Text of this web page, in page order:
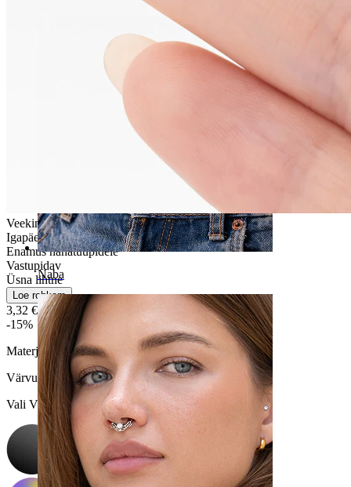
Naba
Veekindel
Igapäeva kasutus
Enamus nahatüüpidele
Vastupidav
Üsna lihtne
Loe rohkem
3,32 €3,90 €
-15%
Materjal:Kirurgiline teras
Värvus :
Vali Värvus